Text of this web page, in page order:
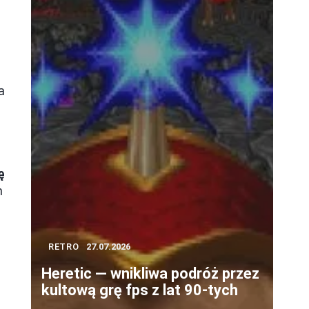
RETRO 27.07.2026
Heretic — wnikliwa podróż przez
kultową grę fps z lat 90-tych